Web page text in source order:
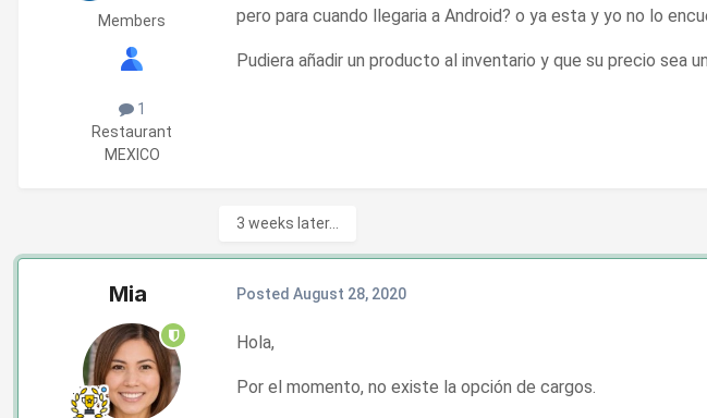
Members
1
Restaurant
MEXICO
pero para cuando llegaria a Android? o ya esta y yo no lo
Pudiera añadir un producto al inventario y que su precio sea
3 weeks later...
Mia Posted August 28, 2020
Hola,
Por el momento, no existe la opción de cargos.